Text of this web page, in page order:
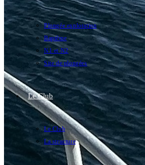
Plongée exploration
Baptême
N1 et N2
Site de plongées
Le Club
Le Club
La structure